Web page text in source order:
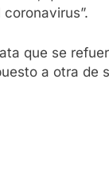
que se
a otra de